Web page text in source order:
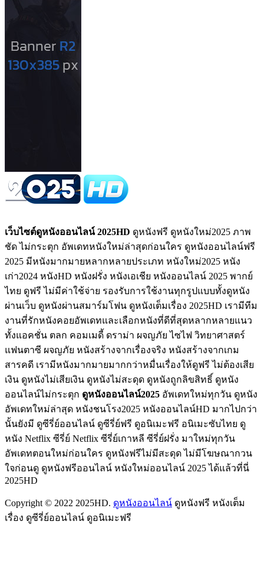
เว็บไซต์ดูหนังออนไลน์ 2025HD ดูหนังฟรี ดูหนังใหม่2025 ภาพ
ชัด ไม่กระตุก อัพเดทหนังใหม่ล่าสุดก่อนใคร ดูหนังออนไลน์ฟรี
2025 มีหนังมากมายหลากหลายประเภท หนังใหม่2025 หนัง
เก่า2024 หนังHD หนังฝรั่ง หนังเอเชีย หนังออนไลน์ 2025 พากย์
ไทย ดูฟรี ไม่มีค่าใช้จ่าย รองรับการใช้งานทุกรูปแบบทั้งดูหนัง
ผ่านเว็บ ดูหนังผ่านสมาร์มโฟน ดูหนังเต็มเรื่อง 2025HD เรามีทีม
งานที่รักหนังคอยอัพเดทและเลือกหนังที่ดีที่สุดหลากหลายแนว
ทั้งแอคชั่น ตลก คอมเมดี้ ดราม่า ผจญภัย ไซไฟ วิทยาศาสตร์
แฟนตาซี ผจญภัย หนังสร้างจากเรื่องจริง หนังสร้างจากเกม
สารคดี เรามีหนังมากมายมากกว่าหมื่นเรื่องให้ดูฟรี ไม่ต้องเสีย
เงิน ดูหนังไม่เสียเงิน ดูหนังไม่สะดุด ดูหนังถูกลิขสิทธิ์ ดูหนัง
ออนไลน์ไม่กระตุก ดูหนังออนไลน์2025 อัพเดทใหม่ทุกวัน ดูหนัง
อัพเดทใหม่ล่าสุด หนังชนโรง2025 หนังออนไลน์HD มากไปกว่า
นั้นยังมี ดูซีรี่ย์ออนไลน์ ดูซีรี่ย์ฟรี ดูอนิเมะฟรี อนิเมะซับไทย ดู
หนัง Netflix ซีรี่ย์ Netflix ซีรี่ย์เกาหลี ซีรี่ย์ฝรั่ง มาใหม่ทุกวัน
อัพเดทตอนใหม่ก่อนใคร ดูหนังฟรีไม่มีสะดุด ไม่มีโฆษณากวน
ใจก่อนดู ดูหนังฟรีออนไลน์ หนังใหม่ออนไลน์ 2025 ได้แล้วที่นี่
2025HD
Copyright © 2022 2025HD. ดูหนังออนไลน์ ดูหนังฟรี หนังเต็ม
เรื่อง ดูซีรี่ย์ออนไลน์ ดูอนิเมะฟรี